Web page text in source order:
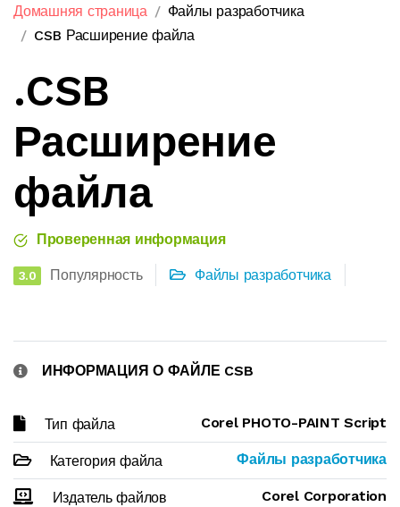
Домашняя страница
Файлы разработчика
CSB Расширение файла
.CSB
Расширение
файла
Проверенная информация
3.0 Популярность Файлы разработчика
ИНФОРМАЦИЯ О ФАЙЛЕ CSB
Тип файла Corel PHOTO-PAINT Script
Категория файла Файлы разработчика
Издатель файлов Corel Corporation